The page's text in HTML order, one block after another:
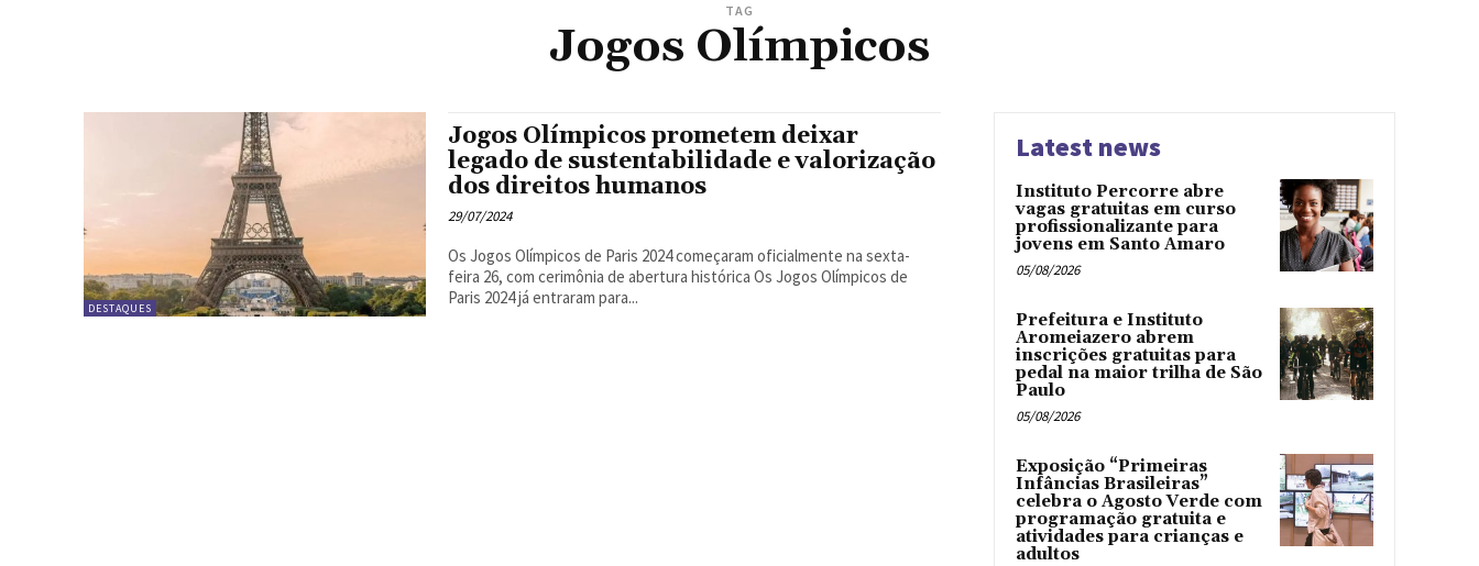
TAG
Jogos Olímpicos
DESTAQUES
Jogos Olímpicos prometem deixar
legado de sustentabilidade e valorização
dos direitos humanos
29/07/2024
Os Jogos Olímpicos de Paris 2024 começaram oficialmente na sexta-
feira 26, com cerimônia de abertura histórica Os Jogos Olímpicos de
Paris 2024 já entraram para...
Latest news
Instituto Percorre abre
vagas gratuitas em curso
profissionalizante para
jovens em Santo Amaro
05/08/2026
Prefeitura e Instituto
Aromeiazero abrem
inscrições gratuitas para
pedal na maior trilha de São
Paulo
05/08/2026
Exposição “Primeiras
Infâncias Brasileiras”
celebra o Agosto Verde com
programação gratuita e
atividades para crianças e
adultos